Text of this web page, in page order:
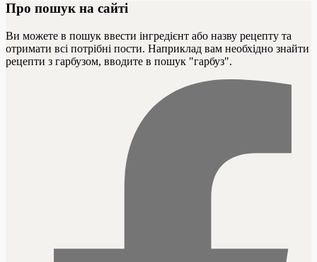
Про пошук на сайті
Ви можете в пошук ввести інгредієнт або назву рецепту та
отримати всі потрібні пости. Наприклад вам необхідно знайти
рецепти з гарбузом, вводите в пошук "гарбуз".